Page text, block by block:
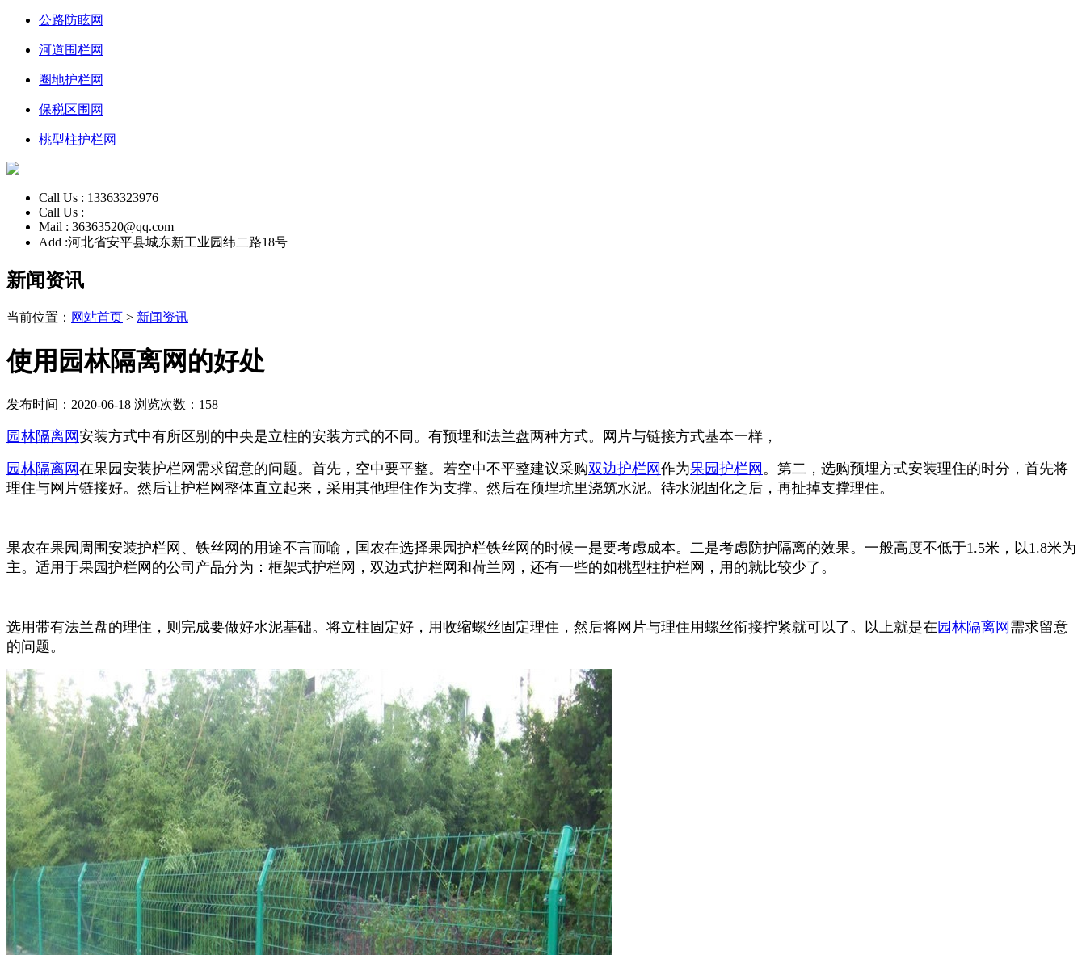
公路防眩网
河道围栏网
圈地护栏网
保税区围网
桃型柱护栏网
Call Us : 13363323976
Call Us :
Mail : 36363520@qq.com
Add :河北省安平县城东新工业园纬二路18号
新闻资讯
当前位置： 网站首页 > 新闻资讯
使用园林隔离网的好处
发布时间：2020-06-18 浏览次数： 158
园林隔离网 安装方式中有所区别的中央是立柱的安装方式的不同。有预埋和法兰盘两种方式。网片与链接方式基本一样，
园林隔离网 在果园安装护栏网需求留意的问题。首先，空中要平整。若空中不平整建议采购双边护栏网 作为果园护栏网 。第二，选购预埋方式安装理住的时分，首先将
理住与网片链接好。然后让护栏网整体直立起来，采用其他理住作为支撑。然后在预埋坑里浇筑水泥。待水泥固化之后，再扯掉支撑理住。
果农在果园周围安装护栏网、铁丝网的用途不言而喻，国农在选择果园护栏铁丝网的时候一是要考虑成本。二是考虑防护隔离的效果。一般高度不低于1.5米，以1.8米为
主。适用于果园护栏网的公司产品分为：框架式护栏网，双边式护栏网和荷兰网，还有一些的如桃型柱护栏网，用的就比较少了。
选用带有法兰盘的理住，则完成要做好水泥基础。将立柱固定好，用收缩螺丝固定理住，然后将网片与理住用螺丝衔接拧紧就可以了。以上就是在园林隔离网 需求留意
的问题。